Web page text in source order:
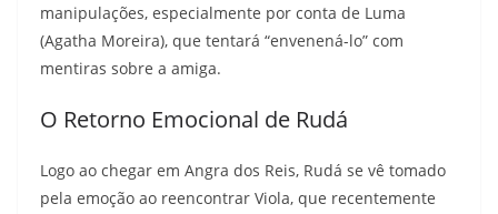
manipulações, especialmente por conta de Luma
(Agatha Moreira), que tentará “envenená-lo” com
mentiras sobre a amiga.
O Retorno Emocional de Rudá
Logo ao chegar em Angra dos Reis, Rudá se vê tomado
pela emoção ao reencontrar Viola, que recentemente